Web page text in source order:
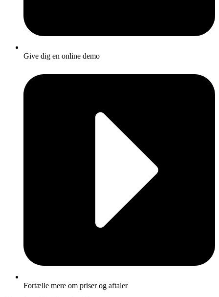
Give dig en online demo
Fortælle mere om priser og aftaler